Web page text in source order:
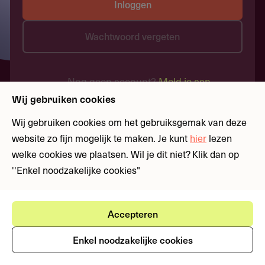
Inloggen
Wachtwoord vergeten
Nog geen account?Meld je aan
Wij gebruiken cookies
Wij gebruiken cookies om het gebruiksgemak van deze
website zo fijn mogelijk te maken. Je kunt hier lezen
welke cookies we plaatsen. Wil je dit niet? Klik dan op
''Enkel noodzakelijke cookies"
Accepteren
Enkel noodzakelijke cookies